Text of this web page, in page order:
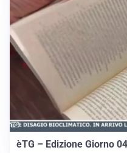
èTG – Edizione Giorno